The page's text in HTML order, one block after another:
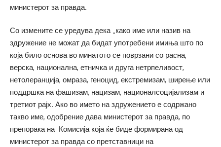
министерот за правда.
Со измените се уредува дека „како име или назив на
здружение не можат да бидат употребени имиња што по
која било основа во минатото се поврзани со расна,
верска, национална, етничка и друга нетрпеливост,
нетолеранција, омраза, геноцид, екстремизам, ширење или
поддршка на фашизам, нацизам, националсоцијализам и
третиот рајх. Ако во името на здружението е содржано
такво име, одобрение дава министерот за правда, по
препорака на Комисија која ќе биде формирана од
министерот за правда со претставници на